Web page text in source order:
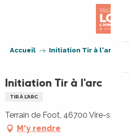
Accueil Initiation Tir à l'arc
Initiation Tir à l'arc
TIR À L’ARC
Terrain de Foot, 46700 Vire-sur-Lot
M'y rendre